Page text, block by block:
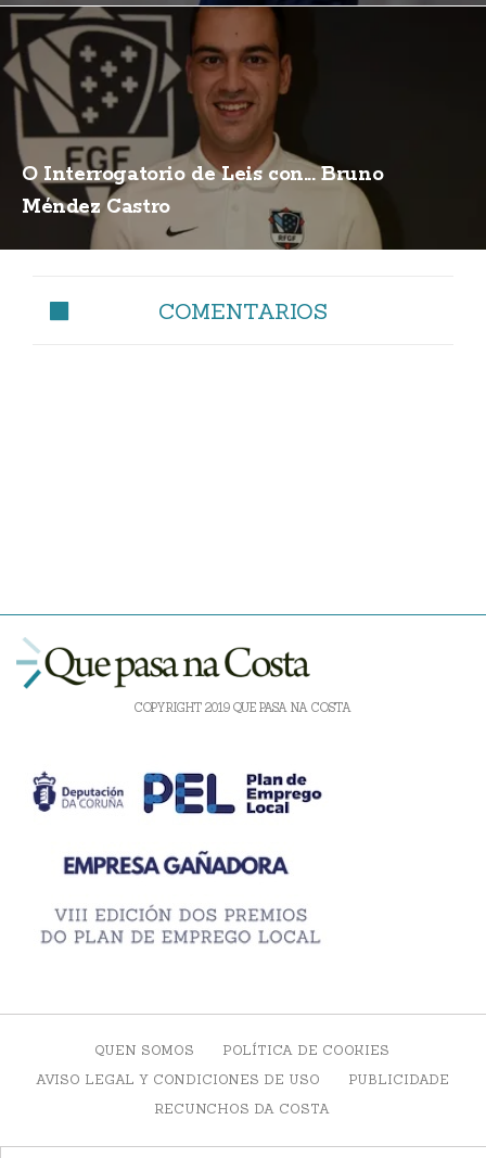
O Interrogatorio de Leis con... Bruno
Méndez Castro
COMENTARIOS
COPYRIGHT 2019 QUE PASA NA COSTA
QUEN SOMOS
POLÍTICA DE COOKIES
AVISO LEGAL Y CONDICIONES DE USO
PUBLICIDADE
RECUNCHOS DA COSTA